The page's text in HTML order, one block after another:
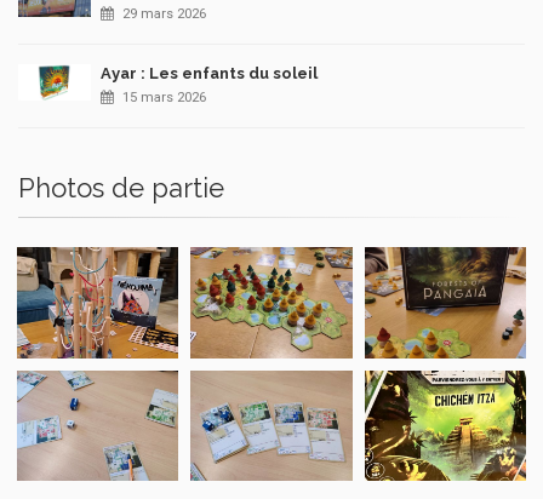
29 mars 2026
Ayar : Les enfants du soleil
15 mars 2026
Photos de partie